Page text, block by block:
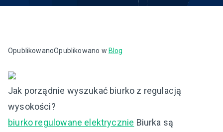
OpublikowanoOpublikowano w Blog
Jak porządnie wyszukać biurko z regulacją
wysokości?
biurko regulowane elektrycznie Biurka są